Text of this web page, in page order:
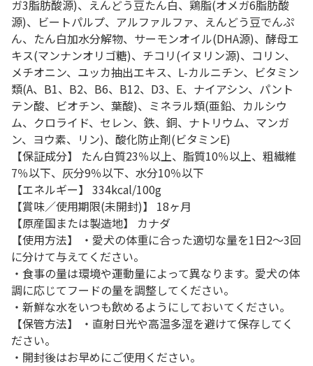
ガ3脂肪酸源)、えんどう豆たん白、鶏脂(オメガ6脂肪酸
源)、ビートパルプ、アルファルファ、えんどう豆でんぷ
ん、たん白加水分解物、サーモンオイル(DHA源)、酵母エ
キス(マンナンオリゴ糖)、チコリ(イヌリン源)、コリン、
メチオニン、ユッカ抽出エキス、L-カルニチン、ビタミン
類(A、B1、B2、B6、B12、D3、E、ナイアシン、パント
テン酸、ビオチン、葉酸)、ミネラル類(亜鉛、カルシウ
ム、クロライド、セレン、鉄、銅、ナトリウム、マンガ
ン、ヨウ素、リン)、酸化防止剤(ビタミンE)
【保証成分】 たん白質23％以上、脂質10％以上、粗繊維
7％以下、灰分9％以下、水分10％以下
【エネルギー】 334kcal/100g
【賞味／使用期限(未開封)】 18ヶ月
【原産国または製造地】 カナダ
【使用方法】 ・愛犬の体重に合った適切な量を1日2～3回
に分けて与えてください。
・食事の量は環境や運動量によって異なります。愛犬の体
調に応じてフードの量を調整してください。
・新鮮な水をいつも飲めるようにしておいてください。
【保管方法】 ・直射日光や高温多湿を避けて保存してく
ださい。
・開封後はお早めにご使用ください。